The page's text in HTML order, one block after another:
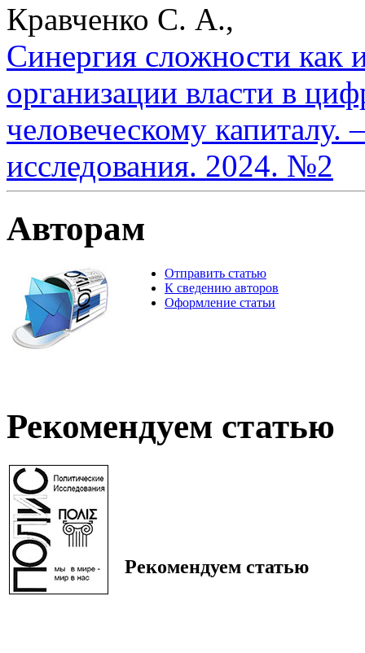
Кравченко С. А.,
Синергия сложности как
организации власти в
человеческому
исследования. 2024. №2
Авторам
Отправить статью
К сведению авторов
Оформление статьи
Рекомендуем статью
Рекомендуем статью